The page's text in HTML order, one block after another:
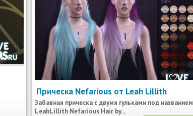
Прическа Nefarious от Leah Lillith
Забавная прическа с двумя гульками под названием
LeahLillith Nefarious Hair by...